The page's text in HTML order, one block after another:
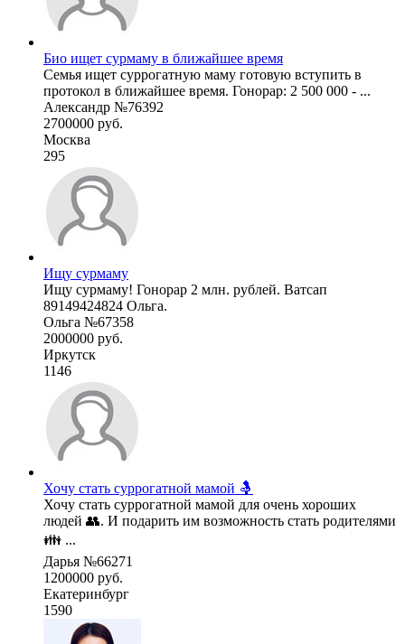
Био ищет сурмаму в ближайшее время
Семья ищет суррогатную маму готовую вступить в
протокол в ближайшее время. Гонорар: 2 500 000 - ...
Александр №76392
2700000 руб.
Москва
295
Ищу сурмаму
Ищу сурмаму! Гонорар 2 млн. рублей. Ватсап
89149424824 Ольга.
Ольга №67358
2000000 руб.
Иркутск
1146
Хочу стать суррогатной мамой 🤱
Хочу стать суррогатной мамой для очень хороших
людей 👥. И подарить им возможность стать родителями
👪 ...
Дарья №66271
1200000 руб.
Екатеринбург
1590